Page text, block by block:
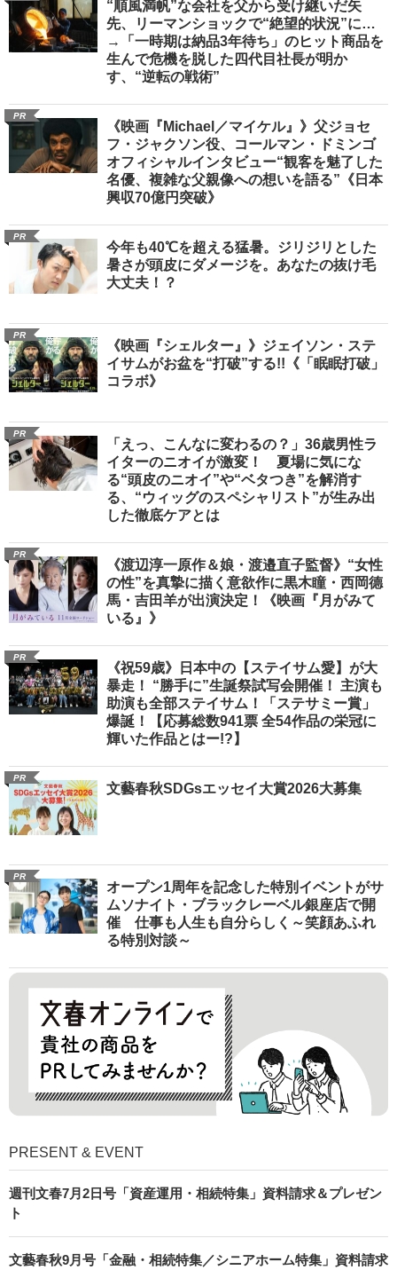
“順風満帆”な会社を父から受け継いだ矢
先、リーマンショックで“絶望的状況”に…
→「一時期は納品3年待ち」のヒット商品を
生んで危機を脱した四代目社長が明か
す、“逆転の戦術”
PR
《映画『Michael／マイケル』》父ジョセ
フ・ジャクソン役、コールマン・ドミンゴ
オフィシャルインタビュー“観客を魅了した
名優、複雑な父親像への想いを語る”《日本
興収70億円突破》
PR
今年も40℃を超える猛暑。ジリジリとした
暑さが頭皮にダメージを。あなたの抜け毛
大丈夫！？
PR
《映画『シェルター』》ジェイソン・ステ
イサムがお盆を“打破”する!!《「眠眠打破」
コラボ》
PR
「えっ、こんなに変わるの？」36歳男性ラ
イターのニオイが激変！ 夏場に気にな
る“頭皮のニオイ”や“ベタつき”を解消す
る、“ウィッグのスペシャリスト”が生み出
した徹底ケアとは
PR
《渡辺淳一原作＆娘・渡邉直子監督》“女性
の性”を真摯に描く意欲作に黒木瞳・西岡德
馬・吉田羊が出演決定！《映画『月がみて
いる』》
PR
《祝59歳》日本中の【ステイサム愛】が大
暴走！ “勝手に”生誕祭試写会開催！ 主演も
助演も全部ステイサム！「ステサミー賞」
爆誕！【応募総数941票 全54作品の栄冠に
輝いた作品とはー!?】
PR
文藝春秋SDGsエッセイ大賞2026大募集
PR
オープン1周年を記念した特別イベントがサ
ムソナイト・ブラックレーベル銀座店で開
催 仕事も人生も自分らしく～笑顔あふれ
る特別対談～
PRESENT & EVENT
週刊文春7月2日号「資産運用・相続特集」資料請求＆プレゼン
ト
文藝春秋9月号「金融・相続特集／シニアホーム特集」資料請求